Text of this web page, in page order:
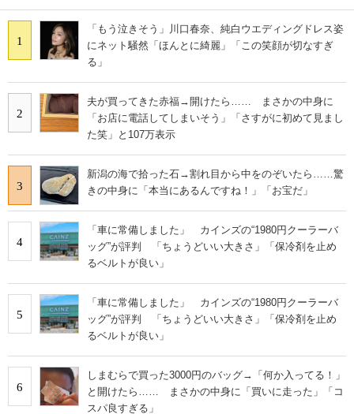
1
「もう泣きそう」川口春奈、純白ウエディングドレス姿
にネット騒然「ほんとに綺麗」「この笑顔が切なすぎ
る」
2
夫が買ってきた赤福→開けたら…… まさかの中身に
「お店に電話してしまいそう」「さすがに初めて見まし
た笑」と107万表示
3
新潟の海で拾った石→割れ目から中をのぞいたら……驚
きの中身に「本当にあるんですね！」「お宝だ」
4
「車に常備しました」 カインズの“1980円クーラーバ
ッグ”が評判 「ちょうどいい大きさ」「保冷剤を止め
るベルトが良い」
5
「車に常備しました」 カインズの“1980円クーラーバ
ッグ”が評判 「ちょうどいい大きさ」「保冷剤を止め
るベルトが良い」
6
しまむらで買った3000円のバッグ→「何か入ってる！」
と開けたら…… まさかの中身に「買いに走った」「コ
スパ良すぎる」